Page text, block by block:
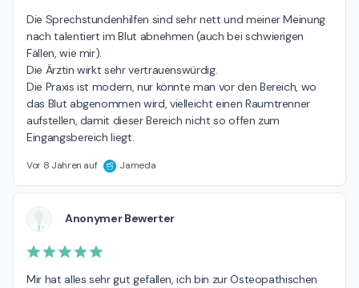
Die Sprechstundenhilfen sind sehr nett und meiner Meinung
nach talentiert im Blut abnehmen (auch bei schwierigen
Fällen, wie mir).
Die Ärztin wirkt sehr vertrauenswürdig.
Die Praxis ist modern, nur könnte man vor den Bereich, wo
das Blut abgenommen wird, vielleicht einen Raumtrenner
aufstellen, damit dieser Bereich nicht so offen zum
Eingangsbereich liegt.
Vor 8 Jahren auf Jameda
Anonymer Bewerter
Mir hat alles sehr gut gefallen, ich bin zur Osteopathischen